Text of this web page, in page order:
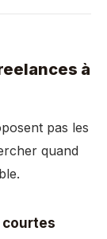
à
pas les
quand
courtes